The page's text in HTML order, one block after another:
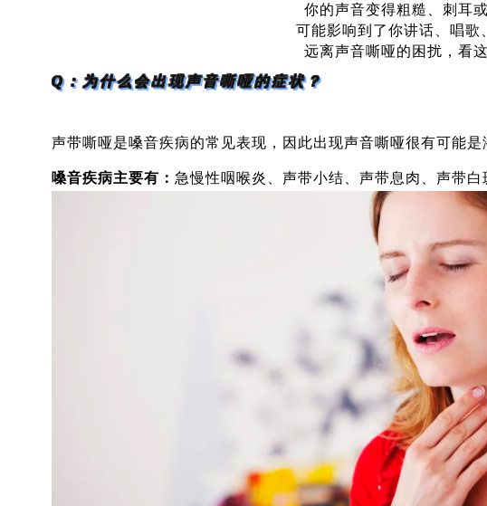
你的声音变得粗糙、刺耳
可能影响到了你讲话、唱歌
远离声音嘶哑的困扰，看
Q：为什么会出现声音嘶哑的症状？
声带嘶哑是嗓音疾病的常见表现，因此出现声音嘶哑很有可能是
嗓音疾病主要有： 急慢性咽喉炎、声带小结、声带息肉、声带